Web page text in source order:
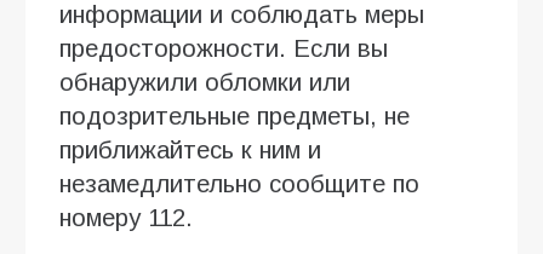
информации и соблюдать меры
предосторожности. Если вы
обнаружили обломки или
подозрительные предметы, не
приближайтесь к ним и
незамедлительно сообщите по
номеру 112.